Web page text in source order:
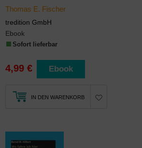
Thomas E. Fischer
tredition GmbH
Ebook
Sofort lieferbar
4,99 € Ebook
IN DEN WARENKORB